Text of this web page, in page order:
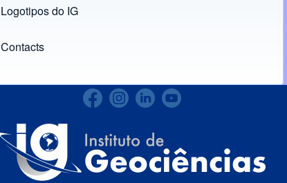
Logotipos do IG
(opens in new tab)
Contacts